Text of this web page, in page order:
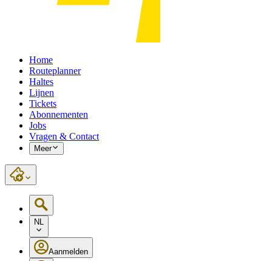
Home
Routeplanner
Haltes
Lijnen
Tickets
Abonnementen
Jobs
Vragen & Contact
Meer
NL
Aanmelden